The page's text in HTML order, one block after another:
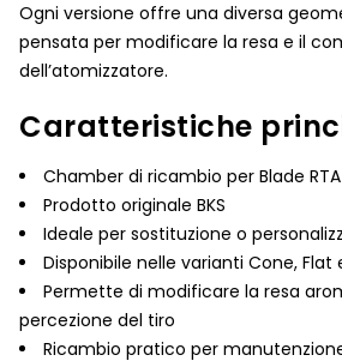
Ogni versione offre una diversa
pensata per modificare la resa e il
dell’atomizzatore.
Caratteristiche
Chamber di ricambio per Blade RTA
Prodotto originale BKS
Ideale per sostituzione o
Disponibile nelle varianti Cone, Flat
Permette di modificare la resa
percezione del tiro
Ricambio pratico per